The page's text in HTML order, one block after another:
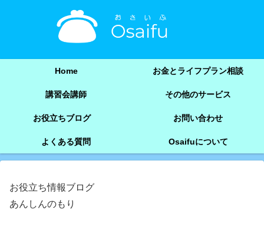
Home お金とライフプラン相談
講習会講師 その他のサービス
お役立ちブログ お問い合わせ
よくある質問 Osaifuについて
お役立ち情報ブログ
あんしんのもり